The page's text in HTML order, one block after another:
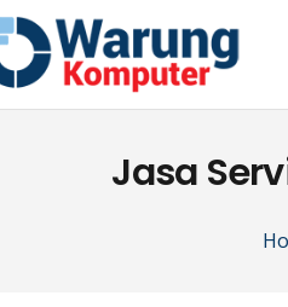
Jasa